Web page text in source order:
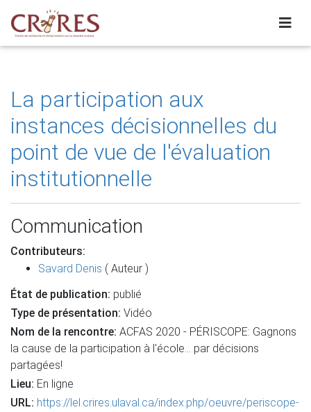
La participation aux
instances décisionnelles du
point de vue de l'évaluation
institutionnelle
Communication
Contributeurs:
Savard Denis ( Auteur )
État de publication: publié
Type de présentation: Vidéo
Nom de la rencontre: ACFAS 2020 - PÉRISCOPE: Gagnons
la cause de la participation à l'école... par décisions
partagées!
Lieu: En ligne
URL: https://lel.crires.ulaval.ca/index.php/oeuvre/periscope-